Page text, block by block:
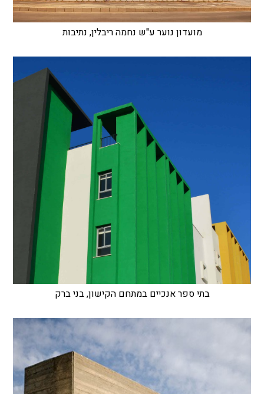
מועדון נוער ע"ש נחמה ריבלין, נתיבות
בתי ספר אנכיים במתחם הקישון, בני ברק